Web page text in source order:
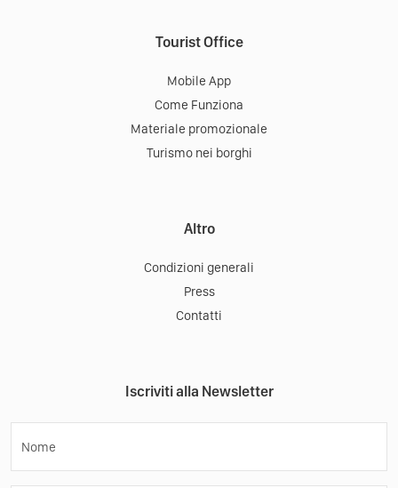
Tourist Office
Mobile App
Come Funziona
Materiale promozionale
Turismo nei borghi
Altro
Condizioni generali
Press
Contatti
Iscriviti alla Newsletter
Nome